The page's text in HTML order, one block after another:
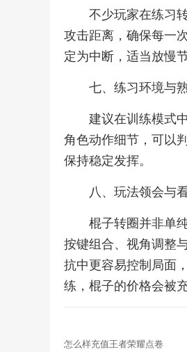
不少玩家在练习
攻击距离，确保每一
定为中断，适当放慢
七、练习环境与
建议在训练模式
角色动作细节，可以
保持稳定发挥。
八、玩法领会与
棍子转圈并非单
按键组合、视角调整
抗中更容易控制局面
练，棍子的价格会被
怎么样充值王者荣耀点卷